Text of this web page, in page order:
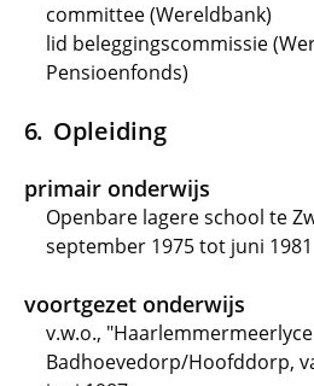
committee (Wereldbank)
lid beleggingscommissie
Pensioenfonds)
Opleiding
primair onderwijs
Openbare lagere school te
september 1975 tot juni 1981
voortgezet onderwijs
v.w.o.,
Badhoevedorp/Hoofddorp,